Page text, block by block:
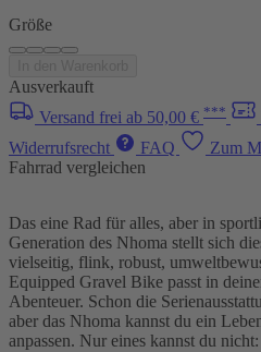
Größe
Ausverkauft
Versand frei ab 50,00 € ***
Widerrufsrecht
FAQ
Zum
Fahrrad vergleichen
Das eine Rad für alles, aber in
Generation des Nhoma stellt sich
vielseitig, flink, robust,
Equipped Gravel Bike passt in
Abenteuer. Schon die
aber das Nhoma kannst du ein
anpassen. Nur eines kannst du nicht: